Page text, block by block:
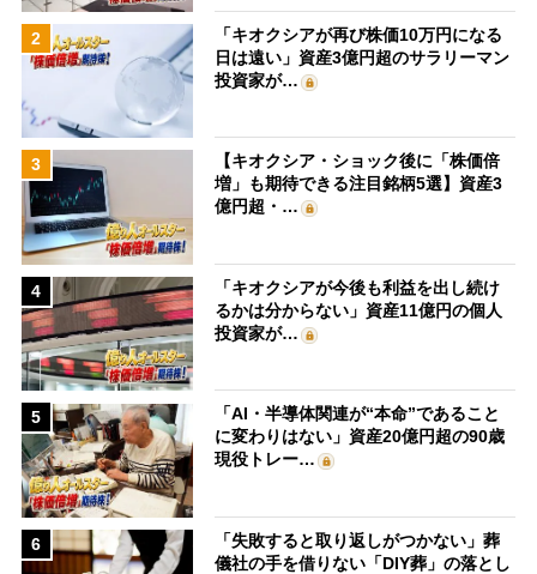
2
「キオクシアが再び株価10万円になる
日は遠い」資産3億円超のサラリーマン
投資家が…
3
【キオクシア・ショック後に「株価倍
増」も期待できる注目銘柄5選】資産3
億円超・…
4
「キオクシアが今後も利益を出し続け
るかは分からない」資産11億円の個人
投資家が…
5
「AI・半導体関連が“本命”であること
に変わりはない」資産20億円超の90歳
現役トレー…
6
「失敗すると取り返しがつかない」葬
儀社の手を借りない「DIY葬」の落とし